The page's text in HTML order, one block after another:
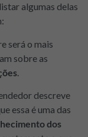
algumas delas
será o mais
sobre as
descreve
essa é uma das
dos